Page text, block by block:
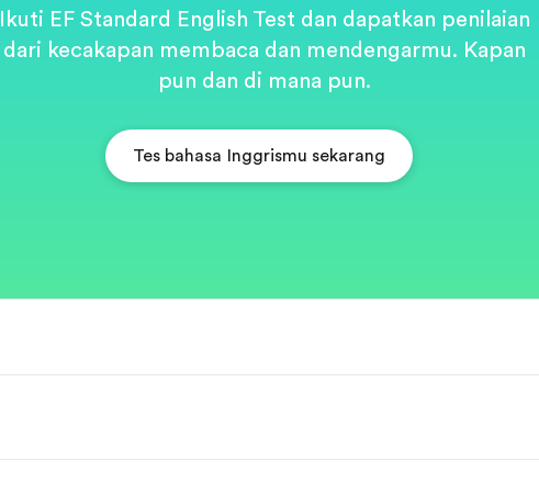
Ikuti EF Standard English Test dan dapatkan penilaian
dari kecakapan membaca dan mendengarmu. Kapan
pun dan di mana pun.
Tes bahasa Inggrismu sekarang